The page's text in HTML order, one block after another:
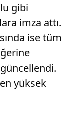
gibi
imza attı.
ise tüm
yüksek